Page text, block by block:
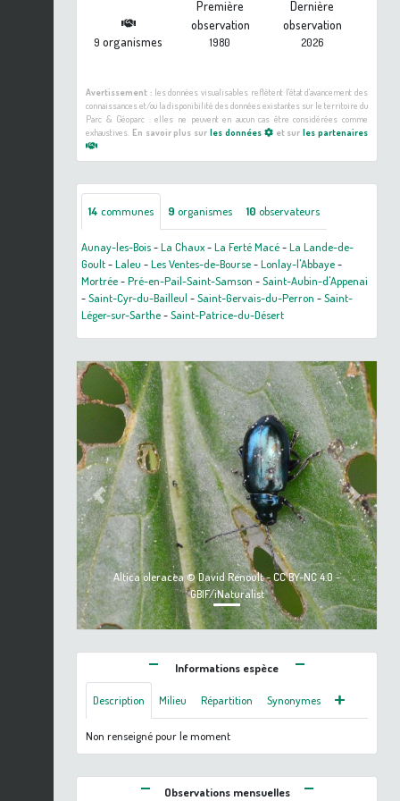
9 organismes
Première
observation
1980
Dernière
observation
2026
Avertissement :les données visualisables reflètent l'état d'avancement des
connaissances et/ou la disponibilité des données existantes sur le territoire du
Parc & Géoparc : elles ne peuvent en aucun cas être considérées comme
exhaustives. En savoir plus sur les données et surles partenaires
14 communes 9 organismes 10 observateurs
Aunay-les-Bois-La Chaux-La Ferté Macé-La Lande-de-
Goult-Laleu -Les Ventes-de-Bourse-Lonlay-l'Abbaye-
Mortrée-Pré-en-Pail-Saint-Samson -Saint-Aubin-d'Appenai
-Saint-Cyr-du-Bailleul -Saint-Gervais-du-Perron -Saint-
Léger-sur-Sarthe-Saint-Patrice-du-Désert
Altica oleracea © David Renoult - CC BY-NC 4.0 -
GBIF/iNaturalist
Previous Next
Informations espèce
Description Milieu Répartition Synonymes
Non renseigné pour le moment
Observations mensuelles